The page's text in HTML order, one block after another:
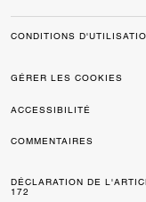
CONDITIONS
GÉRER LES COOKIES
ACCESSIBILITÉ
COMMENTAIRES
DÉCLARATION DE
172